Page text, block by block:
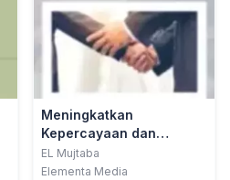
Meningkatkan
Kepercayaan dan
Loyalitas Pelanggan
EL Mujtaba
Elementa Media